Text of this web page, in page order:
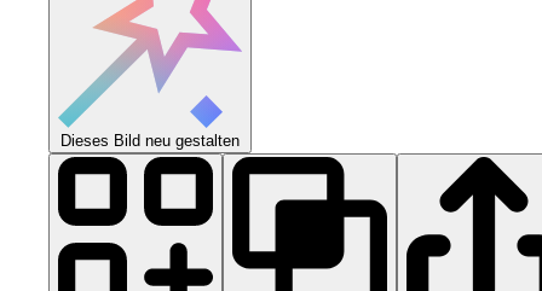
Dieses Bild neu gestalten